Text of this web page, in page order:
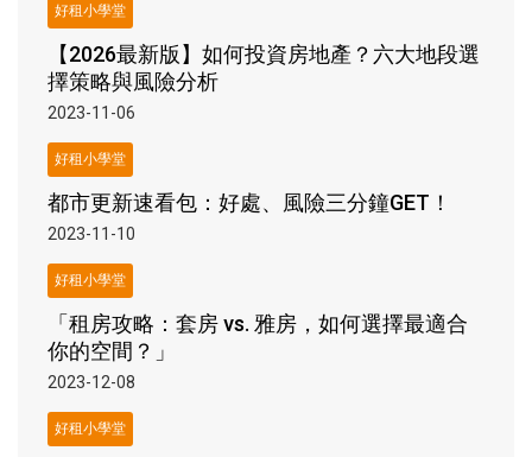
好租小學堂
【2026最新版】如何投資房地產？六大地段選
擇策略與風險分析
2023-11-06
好租小學堂
都市更新速看包：好處、風險三分鐘GET！
2023-11-10
好租小學堂
「租房攻略：套房 vs. 雅房，如何選擇最適合
你的空間？」
2023-12-08
好租小學堂